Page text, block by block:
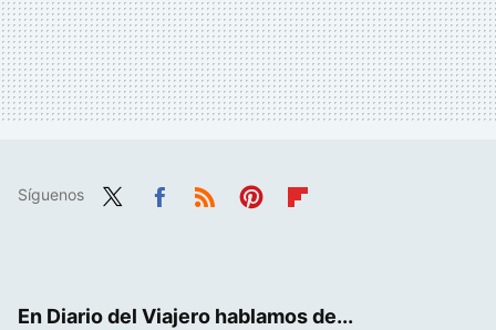
Síguenos
En Diario del Viajero hablamos de...